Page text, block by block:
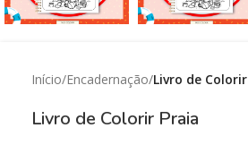
Início Encadernação Livro de Colorir
Livro de Colorir Praia